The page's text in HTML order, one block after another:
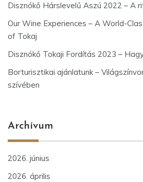
Disznókő Hárslevelű Aszú 2022 – A
Our Wine Experiences – A World-
of Tokaj
Disznókő Tokaji Fordítás 2023 –
Borturisztikai ajánlatunk –
szívében
Archívum
2026. június
2026. április